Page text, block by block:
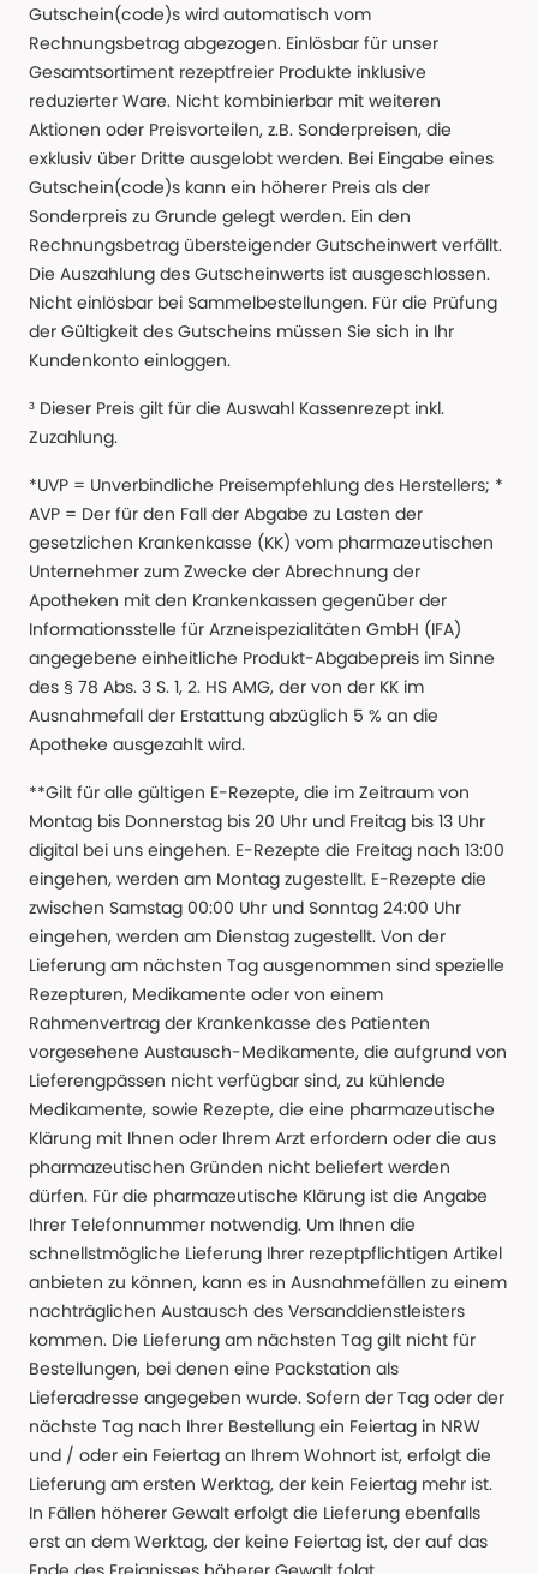
Gutschein(code)s wird automatisch vom
Rechnungsbetrag abgezogen. Einlösbar für unser
Gesamtsortiment rezeptfreier Produkte inklusive
reduzierter Ware. Nicht kombinierbar mit weiteren
Aktionen oder Preisvorteilen, z.B. Sonderpreisen, die
exklusiv über Dritte ausgelobt werden. Bei Eingabe eines
Gutschein(code)s kann ein höherer Preis als der
Sonderpreis zu Grunde gelegt werden. Ein den
Rechnungsbetrag übersteigender Gutscheinwert verfällt.
Die Auszahlung des Gutscheinwerts ist ausgeschlossen.
Nicht einlösbar bei Sammelbestellungen. Für die Prüfung
der Gültigkeit des Gutscheins müssen Sie sich in Ihr
Kundenkonto einloggen.
³ Dieser Preis gilt für die Auswahl Kassenrezept inkl.
Zuzahlung.
*UVP = Unverbindliche Preisempfehlung des Herstellers; *
AVP = Der für den Fall der Abgabe zu Lasten der
gesetzlichen Krankenkasse (KK) vom pharmazeutischen
Unternehmer zum Zwecke der Abrechnung der
Apotheken mit den Krankenkassen gegenüber der
Informationsstelle für Arzneispezialitäten GmbH (IFA)
angegebene einheitliche Produkt-Abgabepreis im Sinne
des § 78 Abs. 3 S. 1, 2. HS AMG, der von der KK im
Ausnahmefall der Erstattung abzüglich 5 % an die
Apotheke ausgezahlt wird.
**Gilt für alle gültigen E-Rezepte, die im Zeitraum von
Montag bis Donnerstag bis 20 Uhr und Freitag bis 13 Uhr
digital bei uns eingehen. E-Rezepte die Freitag nach 13:00
eingehen, werden am Montag zugestellt. E-Rezepte die
zwischen Samstag 00:00 Uhr und Sonntag 24:00 Uhr
eingehen, werden am Dienstag zugestellt. Von der
Lieferung am nächsten Tag ausgenommen sind spezielle
Rezepturen, Medikamente oder von einem
Rahmenvertrag der Krankenkasse des Patienten
vorgesehene Austausch-Medikamente, die aufgrund von
Lieferengpässen nicht verfügbar sind, zu kühlende
Medikamente, sowie Rezepte, die eine pharmazeutische
Klärung mit Ihnen oder Ihrem Arzt erfordern oder die aus
pharmazeutischen Gründen nicht beliefert werden
dürfen. Für die pharmazeutische Klärung ist die Angabe
Ihrer Telefonnummer notwendig. Um Ihnen die
schnellstmögliche Lieferung Ihrer rezeptpflichtigen Artikel
anbieten zu können, kann es in Ausnahmefällen zu einem
nachträglichen Austausch des Versanddienstleisters
kommen. Die Lieferung am nächsten Tag gilt nicht für
Bestellungen, bei denen eine Packstation als
Lieferadresse angegeben wurde. Sofern der Tag oder der
nächste Tag nach Ihrer Bestellung ein Feiertag in NRW
und / oder ein Feiertag an Ihrem Wohnort ist, erfolgt die
Lieferung am ersten Werktag, der kein Feiertag mehr ist.
In Fällen höherer Gewalt erfolgt die Lieferung ebenfalls
erst an dem Werktag, der keine Feiertag ist, der auf das